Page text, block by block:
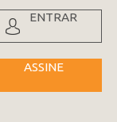
ENTRAR
ASSINE